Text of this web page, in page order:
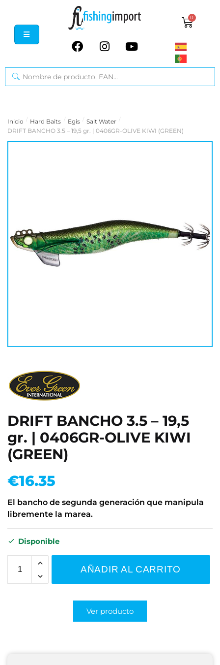
0
Inicio / Hard Baits / Egis / Salt Water /
DRIFT BANCHO 3.5 – 19,5 gr. | 0406GR-OLIVE KIWI (GREEN)
DRIFT BANCHO 3.5 – 19,5
gr. | 0406GR-OLIVE KIWI
(GREEN)
€16.35
El bancho de segunda generación que manipula
libremente la marea.
Disponible
AÑADIR AL CARRITO
Ver producto